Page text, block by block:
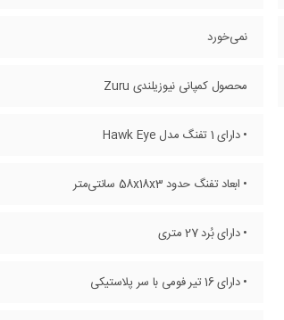
نمی‌خورد
محصول کمپانی نیوزیلندی Zuru
• دارای 1 تفنگ مدل Hawk Eye
• ابعاد تفنگ حدود 58x18x3 سانتی‌متر
• دارای بُرد 27 متری
• دارای 16 تیر فومی با سر پلاستیکی